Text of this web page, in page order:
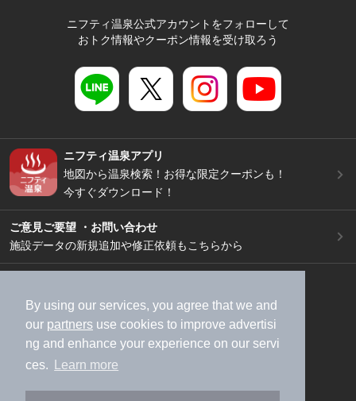
By using our services, you agree that we and
our partners use cookies to improve advertisi
ng and enhance your experience on our servi
ces.
Learn more
ニフティ温泉公式アカウントをフォローして
おトク情報やクーポン情報を受け取ろう
ニフティ温泉アプリ
地図から温泉検索！お得な限定クーポンも！
今すぐダウンロード！
ご意見ご要望 ・お問い合わせ
施設データの新規追加や修正依頼もこちらから
加盟店募集（資料請求）
広告出稿のご案内
利用規約
ライフスタイルMEMBERS+規約
特定商取引法に基づく表記
ヘルプ
採用情報
運営会社